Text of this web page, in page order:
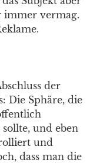
immer vermag.
der
Die Sphäre, die
und eben
und
dass man die